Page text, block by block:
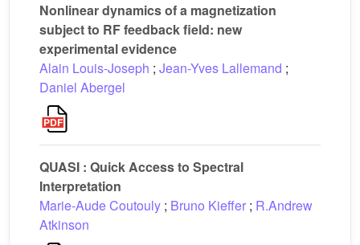
Nonlinear dynamics of a magnetization
subject to RF feedback field: new
experimental evidence
Alain Louis-Joseph ; Jean-Yves Lallemand ;
Daniel Abergel
QUASI : Quick Access to Spectral
Interpretation
Marie-Aude Coutouly ; Bruno Kieffer ; R.Andrew
Atkinson